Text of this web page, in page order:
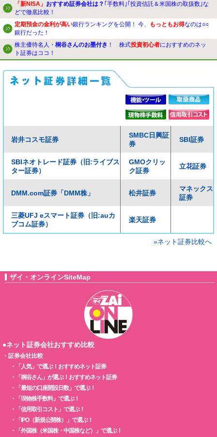
「新NISA」 おすすめ証券会社は？ ｢手数料｣｢投資信託＆米国株の取扱数｣な
どで徹底比較！
定期預金の金利が高い銀行ランキングを公開！ 今、 もっともお得なのは○○
銀行だった！
株主優待名人・ 桐谷さんのお墨付き ！ 株式投資初心者におすすめのネッ
ト証券はココ！
岩井コスモ証券
SMBC日興証
券
SBI証券
SBIネオトレード証券（旧:ライブス
ター証券）
GMOクリッ
ク証券
立花証券
DMM.com証券「DMM株」 松井証券
マネックス
証券
三菱UFJ eスマート証券（旧:auカ
ブコム証券）
楽天証券
»ネット証券比較へ
ザイ・オンラインSiteMap
●ネット証券会社おすすめ比較
・ 証券会社比較
・
「人気」で選ぶ！おすすめネット証券
・
「桐谷さん」が選ぶ！おすすめネット証券
・
「最短の口座開設日数」で選ぶ！
・
「現物株手数料」で選ぶ！
・
「信用取引コスト」で選ぶ！
・
「IPO（新規公開株）」で選ぶ！
・
「外国株（米国株・中国株など）」で選ぶ！